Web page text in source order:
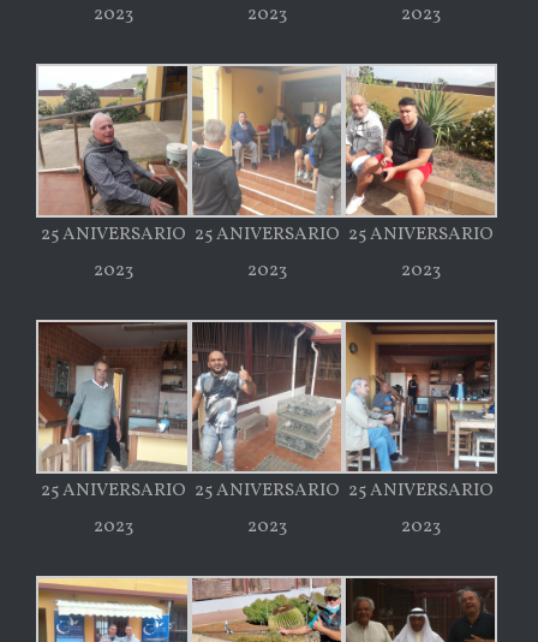
2023
2023
2023
25 ANIVERSARIO
2023
25 ANIVERSARIO
2023
25 ANIVERSARIO
2023
25 ANIVERSARIO
2023
25 ANIVERSARIO
2023
25 ANIVERSARIO
2023